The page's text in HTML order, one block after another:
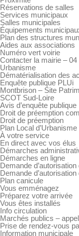
Réservations de salles
Services municipaux
Salles municipales
Équipements
Plan des structures
Aides aux associations
Numéro vert voirie
Contacter la mairie – 04
Urbanisme
Dématérialisation des
Enquête publique PLUi
Montbrison – Site
SCOT Sud-Loire
Avis d’enquête publique
Droit de préemption
Droit de préemption
Plan Local
À votre service
En direct avec vos élus
Démarches
Démarches en ligne
Demande
Demande
Plan canicule
Vous emménagez
Préparez votre arrivée
Vous êtes installés
Info circulation
Marchés publics –
Prise de rendez-vous
Information municipale